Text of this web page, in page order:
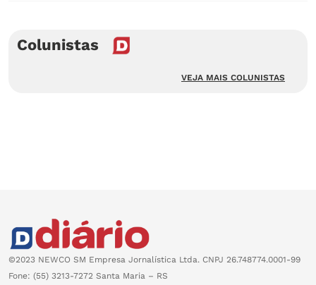
Colunistas
VEJA MAIS COLUNISTAS
©2023 NEWCO SM Empresa Jornalística Ltda. CNPJ 26.748774.0001-99
Fone: (55) 3213-7272 Santa Maria – RS